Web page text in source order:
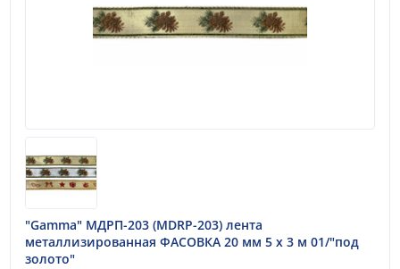
"Gamma" МДРП-203 (MDRP-203) лента
металлизированная ФАСОВКА 20 мм 5 х 3 м 01/"под
золото"